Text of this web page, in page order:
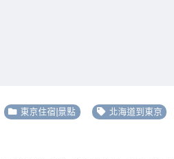
東京住宿|景點 北海道到東京